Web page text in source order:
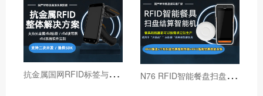
抗
金属国网RFID标签与国网RFID读写器厂家 N
76 RFID智能餐盘扫盘机 火锅店RFID智能结算机